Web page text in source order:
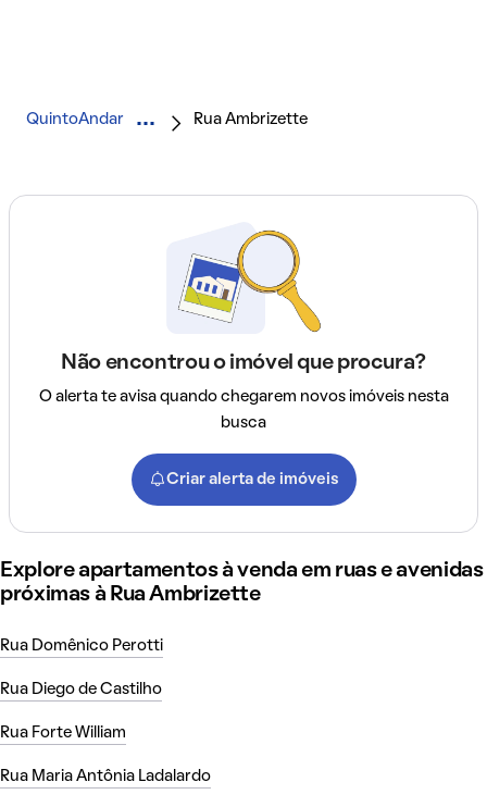
QuintoAndar Rua Ambrizette
Não encontrou o imóvel que procura?
O alerta te avisa quando chegarem novos imóveis nesta
busca
Criar alerta de imóveis
Explore apartamentos à venda em ruas e avenidas
próximas à Rua Ambrizette
Rua Domênico Perotti
Rua Diego de Castilho
Rua Forte William
Rua Maria Antônia Ladalardo